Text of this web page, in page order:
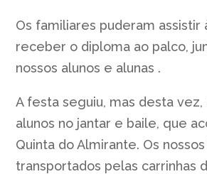
Os familiares puderam assistir
receber o diploma ao palco,
nossos alunos e alunas .
A festa seguiu, mas desta vez,
alunos no jantar e baile, que
Quinta do Almirante. Os
transportados pelas carrinhas